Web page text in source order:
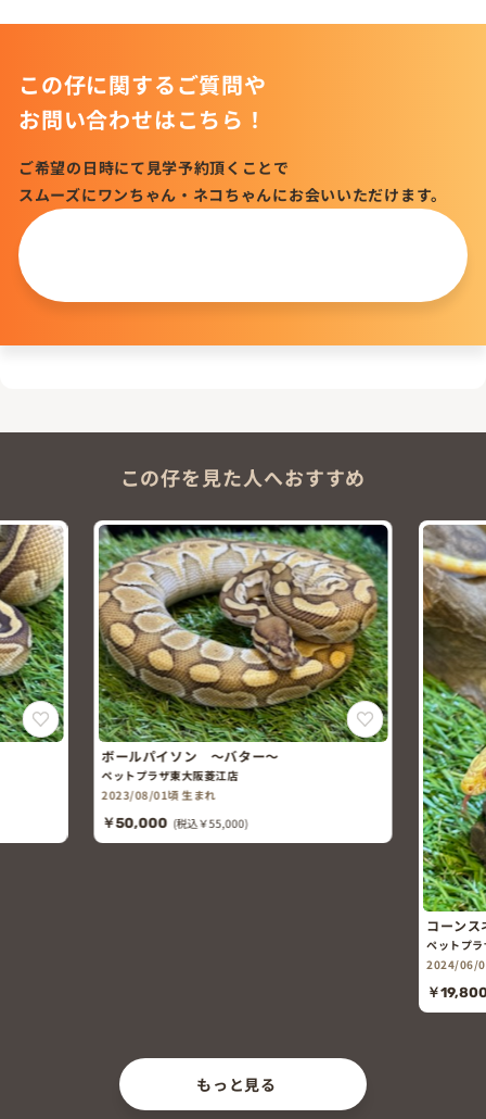
この仔に関するご質問や
お問い合わせはこちら！
ご希望の日時にて見学予約頂くことで
スムーズにワンちゃん・ネコちゃんにお会いいただけます。
この仔を見た人へおすすめ
ボールパイソン ～バター～
ペットプラザ東大阪菱江店
2023/08/01頃 生まれ
￥50,000 (税込￥55,000)
コーンスネ
ペットプラザ東
2024/06/01頃
￥19,800 (税
もっと見る